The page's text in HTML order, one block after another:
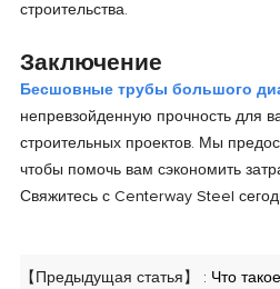
строительства.
Заключение
Бесшовные трубы большого
непревзойденную прочность для
строительных проектов. Мы
чтобы помочь вам сэкономить
Свяжитесь с Centerway Steel
【Предыдущая статья】 : Что такое